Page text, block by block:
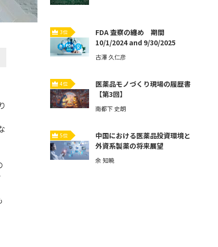
3位
FDA 査察の纏め 期間
10/1/2024 and 9/30/2025
古澤 久仁彦
4位
医薬品モノづくり現場の履歴書
【第3回】
南都下 史朗
5位
中国における医薬品投資環境と
外資系製薬の将来展望
余 知暁